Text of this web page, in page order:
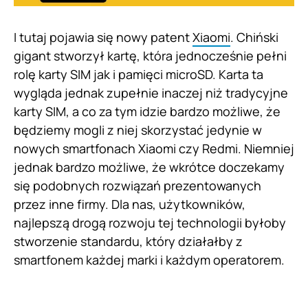
I tutaj pojawia się nowy patentXiaomi. Chiński
gigant stworzył kartę, która jednocześnie pełni
rolę karty SIM jak i pamięci microSD. Karta ta
wygląda jednak zupełnie inaczej niż tradycyjne
karty SIM, a co za tym idzie bardzo możliwe, że
będziemy mogli z niej skorzystać jedynie w
nowych smartfonach Xiaomi czy Redmi. Niemniej
jednak bardzo możliwe, że wkrótce doczekamy
się podobnych rozwiązań prezentowanych
przez inne firmy. Dla nas, użytkowników,
najlepszą drogą rozwoju tej technologii byłoby
stworzenie standardu, który działałby z
smartfonem każdej marki i każdym operatorem.